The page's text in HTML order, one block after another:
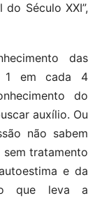
Século XXI”,
das
1 em cada 4
do
auxílio. Ou
não sabem
tratamento
e da
o que leva a